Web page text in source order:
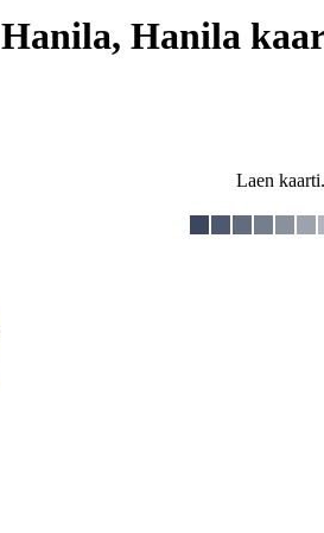
Hanila, Hanila
Laen